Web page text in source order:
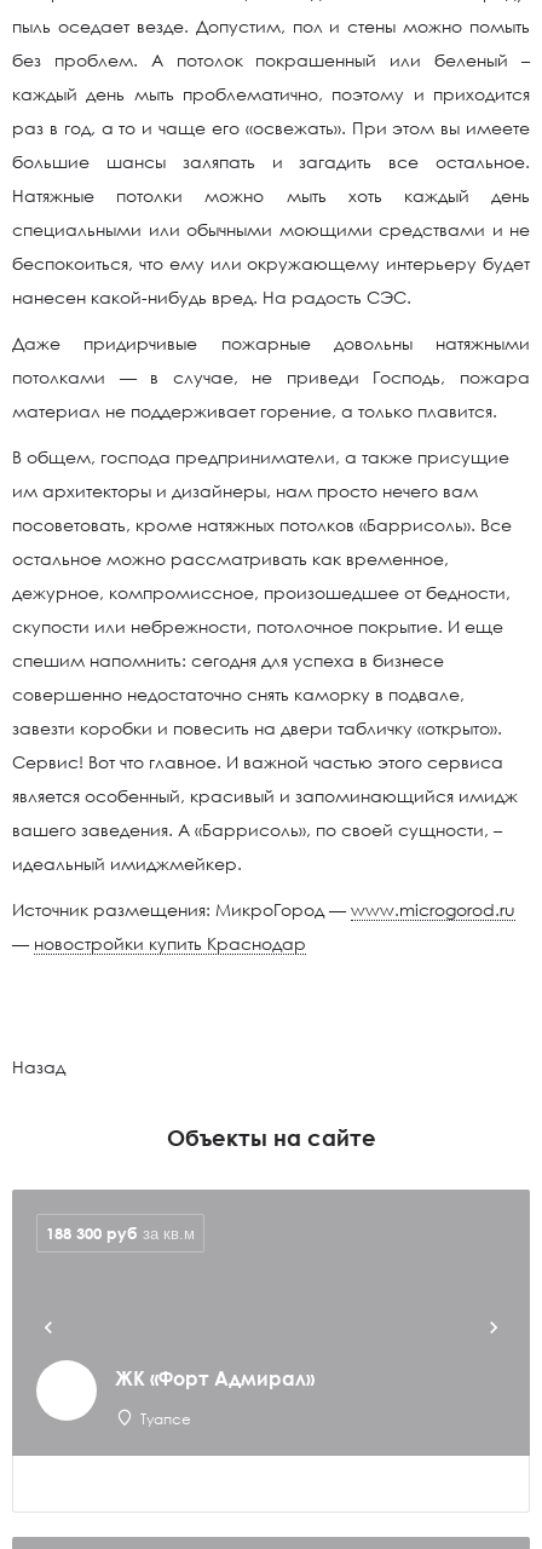
пыль оседает везде. Допустим, пол и стены можно помыть
без проблем. А потолок покрашенный или беленый –
каждый день мыть проблематично, поэтому и приходится
раз в год, а то и чаще его «освежать». При этом вы имеете
большие шансы заляпать и загадить все остальное.
Натяжные потолки можно мыть хоть каждый день
специальными или обычными моющими средствами и не
беспокоиться, что ему или окружающему интерьеру будет
нанесен какой-нибудь вред. На радость СЭС.
Даже придирчивые пожарные довольны натяжными
потолками — в случае, не приведи Господь, пожара
материал не поддерживает горение, а только плавится.
В общем, господа предприниматели, а также присущие
им архитекторы и дизайнеры, нам просто нечего вам
посоветовать, кроме натяжных потолков «Баррисоль». Все
остальное можно рассматривать как временное,
дежурное, компромиссное, произошедшее от бедности,
скупости или небрежности, потолочное покрытие. И еще
спешим напомнить: сегодня для успеха в бизнесе
совершенно недостаточно снять каморку в подвале,
завезти коробки и повесить на двери табличку «открыто».
Сервис! Вот что главное. И важной частью этого сервиса
является особенный, красивый и запоминающийся имидж
вашего заведения. А «Баррисоль», по своей сущности, –
идеальный имиджмейкер.
Источник размещения: МикроГород — www.microgorod.ru
— новостройки купить Краснодар
Назад
Объекты на сайте
ЖК «Форт Адмирал»
Туапсе
188 300 руб за кв.м